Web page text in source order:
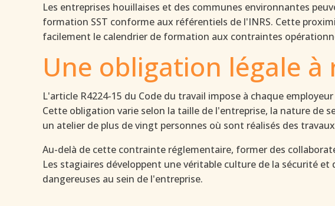
Les entreprises houillaises et des communes environnantes
formation SST conforme aux référentiels de l'INRS. Cette
facilement le calendrier de formation aux contraintes
Une obligation légale à
L'article R4224-15 du Code du travail impose à chaque
Cette obligation varie selon la taille de l'entreprise, la nature de
un atelier de plus de vingt personnes où sont réalisés des
Au-delà de cette contrainte réglementaire, former des
Les stagiaires développent une véritable culture de la sécurité
dangereuses au sein de l'entreprise.